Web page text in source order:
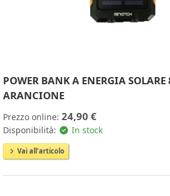
POWER BANK A ENERGIA
ARANCIONE
Prezzo online: 24,90 €
Disponibilità: In stock
Vai all'articolo